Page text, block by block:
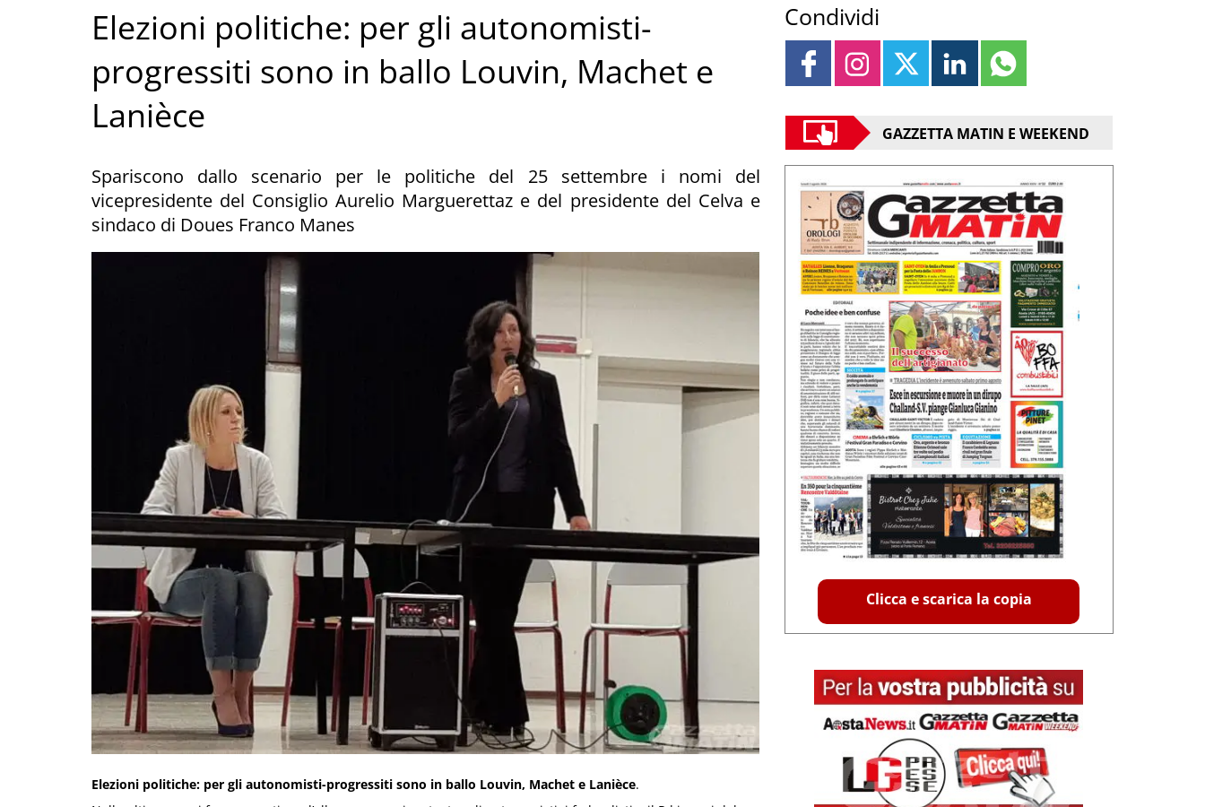
Elezioni politiche: per gli autonomisti-
progressiti sono in ballo Louvin, Machet e
Lanièce
Spariscono dallo scenario per le politiche del 25 settembre i nomi del
vicepresidente del Consiglio Aurelio Marguerettaz e del presidente del Celva e
sindaco di Doues Franco Manes
Elezioni politiche: per gli autonomisti-progressiti sono in ballo Louvin, Machet e Lanièce.
Condividi
GAZZETTA MATIN E WEEKEND
Clicca e scarica la copia